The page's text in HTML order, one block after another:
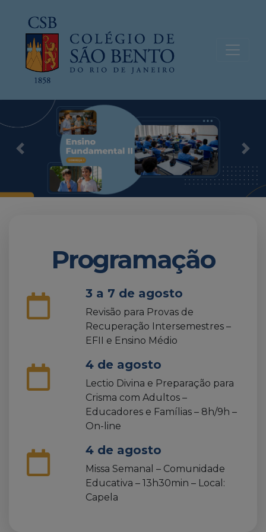
Previous
Programação
3 a 7 de agosto
Revisão para Provas de
Recuperação Intersemestres –
EFII e Ensino Médio
4 de agosto
Lectio Divina e Preparação para
Crisma com Adultos –
Educadores e Famílias – 8h/9h –
On-line
4 de agosto
Missa Semanal – Comunidade
Educativa – 13h30min – Local:
Capela